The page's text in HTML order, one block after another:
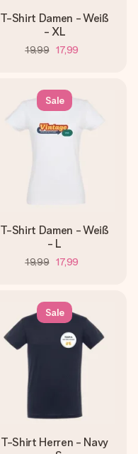
T-Shirt Damen - Weiß
- XL
19,99 17,99
Sale
T-Shirt Damen - Weiß
- L
19,99 17,99
Sale
T-Shirt Herren - Navy